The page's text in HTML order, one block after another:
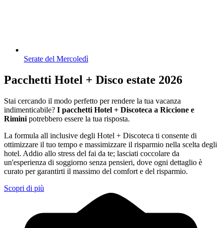
Serate del Mercoledì
Pacchetti Hotel + Disco estate 2026
Stai cercando il modo perfetto per rendere la tua vacanza
indimenticabile? I pacchetti Hotel + Discoteca a Riccione e
Rimini potrebbero essere la tua risposta.
La formula all inclusive degli Hotel + Discoteca ti consente di
ottimizzare il tuo tempo e massimizzare il risparmio nella scelta degli
hotel. Addio allo stress del fai da te; lasciati coccolare da
un'esperienza di soggiorno senza pensieri, dove ogni dettaglio è
curato per garantirti il massimo del comfort e del risparmio.
Scopri di più